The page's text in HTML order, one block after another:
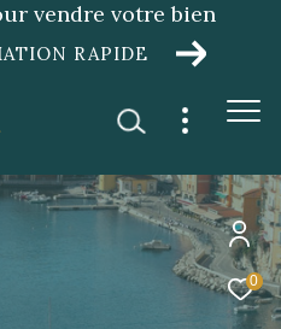
vendre votre bien
RAPIDE
0